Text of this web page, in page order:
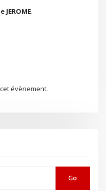
JEROME.
évènement.
Go